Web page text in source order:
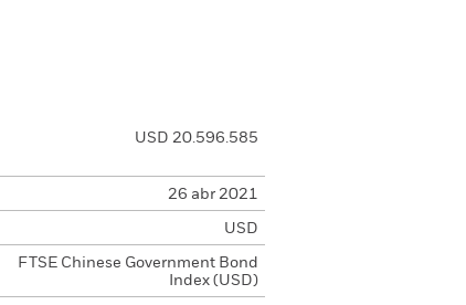
USD 20.596.585
26 abr 2021
USD
FTSE Chinese Government Bond
Index (USD)